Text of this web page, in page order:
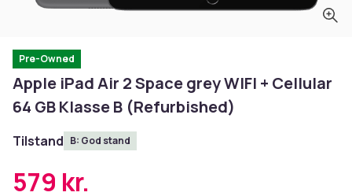
Pre-Owned
Apple iPad Air 2 Space grey WIFI + Cellular
64 GB Klasse B (Refurbished)
Tilstand B: God stand
579 kr.